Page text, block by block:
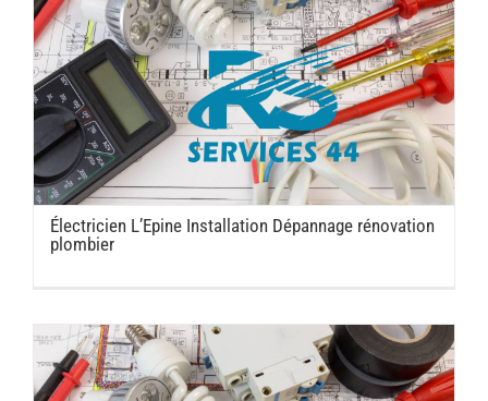
Électricien L’Epine Installation Dépannage rénovation
plombier